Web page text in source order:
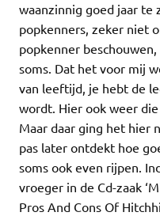
waanzinnig goed jaar te
popkenners, zeker niet
popkenner
soms. Dat het voor mij
van leeftijd, je hebt de
wordt. Hier ook weer
Maar daar ging het hier
pas later ontdekt hoe
soms ook even rijpen.
vroeger in de Cd-zaak
Pros And Cons Of